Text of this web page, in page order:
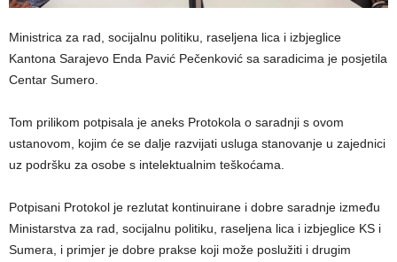
Ministrica za rad, socijalnu politiku, raseljena lica i izbjeglice
Kantona Sarajevo Enda Pavić Pečenković sa saradicima je posjetila
Centar Sumero.
Tom prilikom potpisala je aneks Protokola o saradnji s ovom
ustanovom, kojim će se dalje razvijati usluga stanovanje u zajednici
uz podršku za osobe s intelektualnim teškoćama.
Potpisani Protokol je rezlutat kontinuirane i dobre saradnje između
Ministarstva za rad, socijalnu politiku, raseljena lica i izbjeglice KS i
Sumera, i primjer je dobre prakse koji može poslužiti i drugim